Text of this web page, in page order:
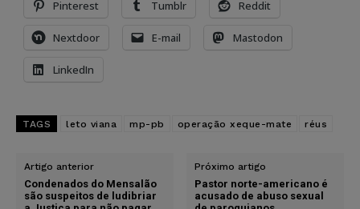
Pinterest Tumblr Reddit
Nextdoor E-mail Mastodon
LinkedIn
TAGS leto viana mp-pb operação xeque-mate réus
Artigo anterior
Condenados do Mensalão
são suspeitos de ludibriar
Próximo artigo
Pastor norte-americano é
acusado de abuso sexual